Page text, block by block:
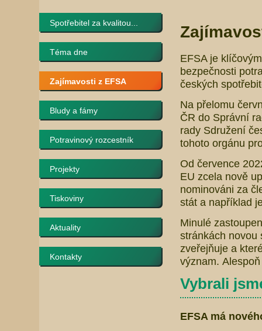
Spotřebitel za kvalitou...
Téma dne
Zajímavosti z EFSA
Bludy a fámy
Potravinový rozcestník
Projekty
Tiskoviny
Aktuality
Kontakty
EFSA je
bezpečnosti
českých
Na přelomu
ČR do Správní
rady Sdružení
tohoto orgánu
Od července
EU zcela nově
nominováni za
stát a například
Minulé
stránkách novou
zveřejňuje a
význam.
Vybrali
EFSA má